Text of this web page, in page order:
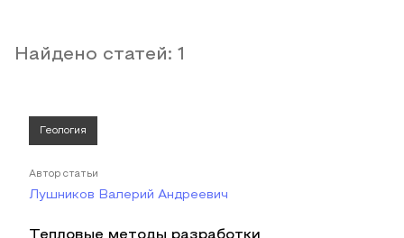
Найдено статей: 1
Геология
Автор статьи
Лушников Валерий Андреевич
Тепловые методы разработки